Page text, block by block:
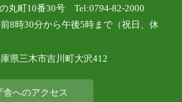
丸町10番30号 Tel:0794-82-2000
8時30分から午後5時まで（祝日、休
県三木市吉川町大沢412
舎へのアクセス